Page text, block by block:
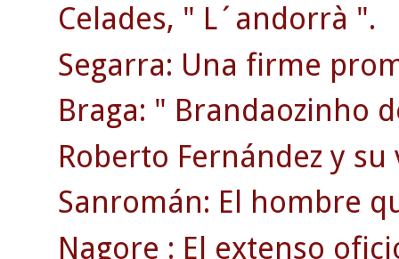
Celades, " L´andorrà ".
Segarra: Una firme
Braga: " Brandaozinho
Roberto Fernández y
Sanromán: El hombre
Nagore : El extenso